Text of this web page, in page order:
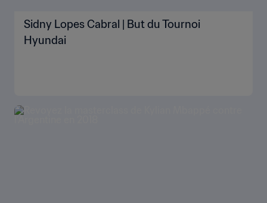
Sidny Lopes Cabral | But du Tournoi
Hyundai